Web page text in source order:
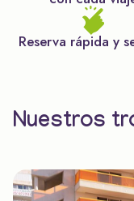
Reserva rápida y
Nuestros